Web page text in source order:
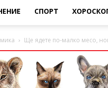
СПОРТ
Ще ядете по-малко месо,